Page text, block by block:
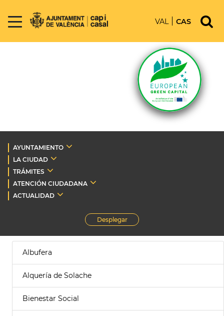
VAL CAS
AYUNTAMIENTO
LA CIUDAD
TRÁMITES
ATENCIÓN CIUDADANA
ACTUALIDAD
Desplegar
Albufera
Alquería de Solache
Bienestar Social